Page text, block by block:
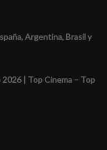
Argentina, Brasil y
2026 | Top Cinema – Top